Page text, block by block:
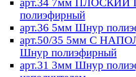
арт.34 7мм ПЛОСКИЙ
полиэфирный
арт.36 5мм Шнур
арт.50/35 5мм С
Шнур полиэфирный
арт.31 3мм Шнур